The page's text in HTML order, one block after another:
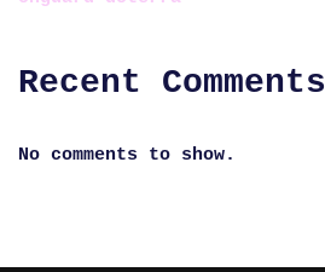
Recent Comments
No comments to show.